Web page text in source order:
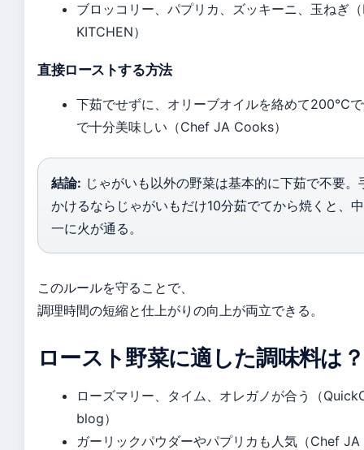
ブロッコリー、パプリカ、ズッキーニ、玉ねぎ
KITCHEN）
直接ローストする方法
下茹でせずに、オリーブオイルを絡めて200℃
で十分美味しい（Chef JA Cooks）
結論: じゃがいも以外の野菜は基本的に下茹で不要。
かけるならじゃがいもだけ10分茹でてから焼くと、
一に火が通る。
このルールを守ることで、
調理時間の短縮と仕上がりの向上が両立できる。
ロースト野菜に適した調味料は？
ローズマリー、タイム、オレガノが合う（
blog）
ガーリックパウダーやパプリカも人気（Chef